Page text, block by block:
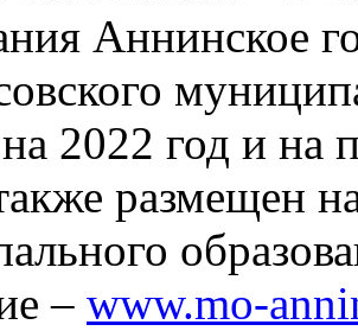
Аннинское
2022 год и
размещен
– www.mo-